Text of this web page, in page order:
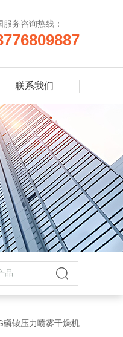
服务咨询热线：
联系我们
磷铵压力喷雾干燥机